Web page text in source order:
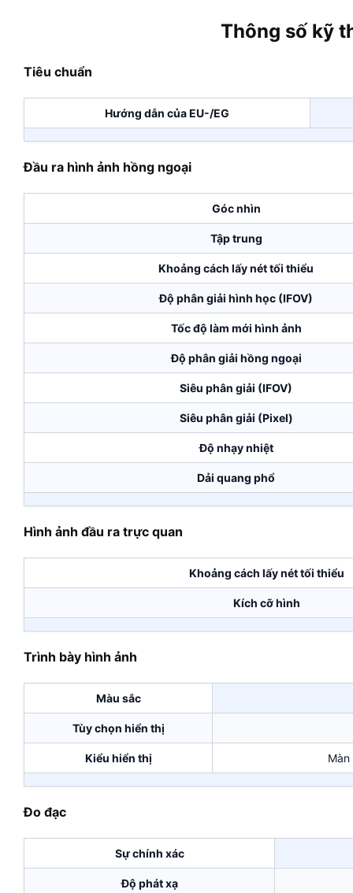
Thông số kỹ
Tiêu chuẩn
Hướng dẫn của EU-/EG
Đầu ra hình ảnh hồng ngoại
Góc nhìn
Tập trung
Khoảng cách lấy nét tối thiểu
Độ phân giải hình học (IFOV)
Tốc độ làm mới hình ảnh
Độ phân giải hồng ngoại
Siêu phân giải (IFOV)
Siêu phân giải (Pixel)
Độ nhạy nhiệt
Dải quang phổ
Hình ảnh đầu ra trực quan
Khoảng cách lấy nét tối thiểu
Kích cỡ hình
Trình bày hình ảnh
Màu sắc
Tùy chọn hiển thị
Kiểu hiển thị
Đo đạc
Sự chính xác
Độ phát xạ